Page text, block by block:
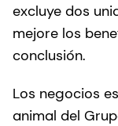
excluye dos
mejore los
conclusión.
Los negocios
animal del